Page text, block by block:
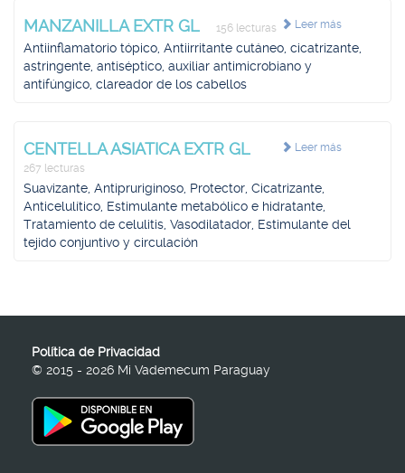
Leer más
MANZANILLA EXTR GL 156 lecturas
Antiinflamatorio tópico, Antiirritante cutáneo, cicatrizante,
astringente, antiséptico, auxiliar antimicrobiano y
antifúngico, clareador de los cabellos
Leer más
CENTELLA ASIATICA EXTR GL
267 lecturas
Suavizante, Antipruriginoso, Protector, Cicatrizante,
Anticelulítico, Estimulante metabólico e hidratante,
Tratamiento de celulitis, Vasodilatador, Estimulante del
tejido conjuntivo y circulación
Política de Privacidad
© 2015 - 2026 Mi Vademecum Paraguay